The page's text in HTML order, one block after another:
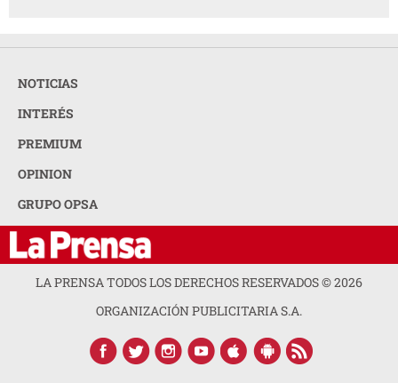
NOTICIAS
INTERÉS
PREMIUM
OPINION
GRUPO OPSA
LA PRENSA TODOS LOS DERECHOS RESERVADOS ©2026
ORGANIZACIÓN PUBLICITARIA S.A.